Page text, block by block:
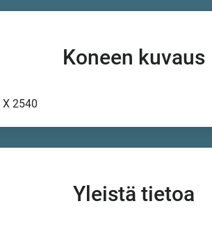
Koneen kuvaus
2540
Yleistä tietoa